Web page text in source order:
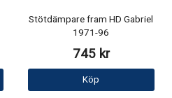
Stötdämpare fram HD Gabriel
1971-96
745 kr
Köp